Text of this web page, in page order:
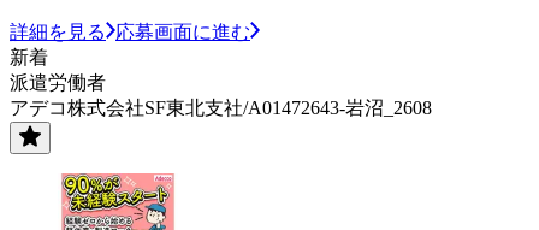
詳細を見る
応募画面に進む
新着
派遣労働者
アデコ株式会社SF東北支社/A01472643-岩沼_2608